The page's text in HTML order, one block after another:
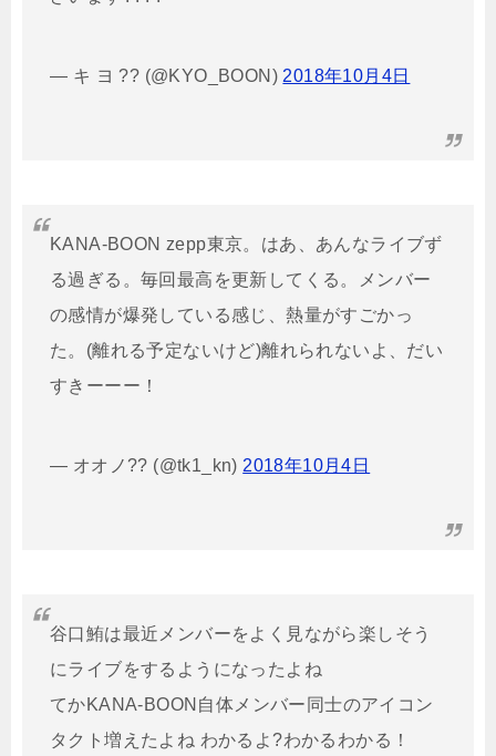
— キ ヨ ?? (@KYO_BOON) 2018年10月4日
KANA-BOON zepp東京。はあ、あんなライブず
る過ぎる。毎回最高を更新してくる。メンバー
の感情が爆発している感じ、熱量がすごかっ
た。(離れる予定ないけど)離れられないよ、だい
すきーーー！
— オオノ?? (@tk1_kn) 2018年10月4日
谷口鮪は最近メンバーをよく見ながら楽しそう
にライブをするようになったよね
てかKANA-BOON自体メンバー同士のアイコン
タクト増えたよね わかるよ?わかるわかる！